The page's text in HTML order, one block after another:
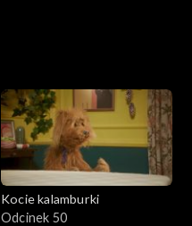
Kocie kalamburki
Odcinek 50